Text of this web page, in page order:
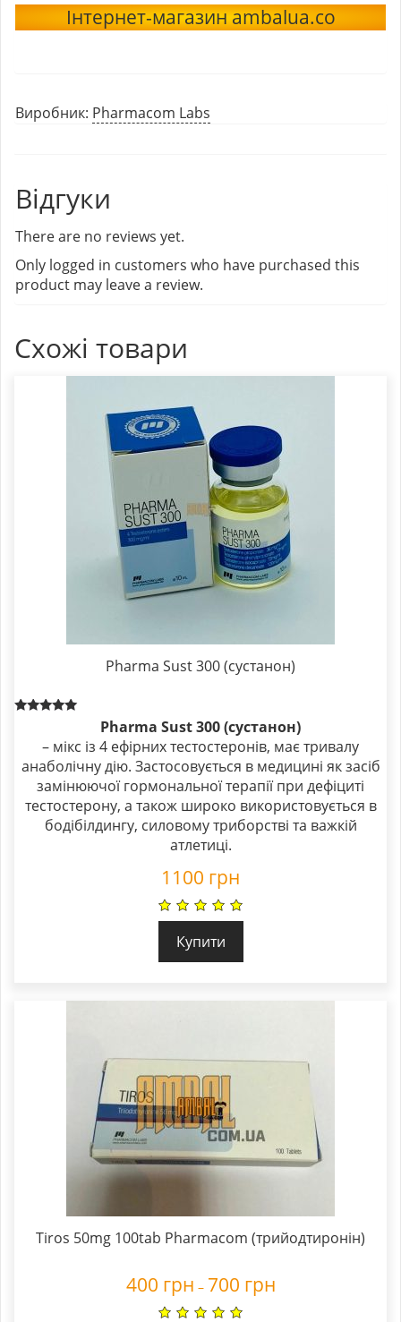
Інтернет-магазин ambalua.co
Виробник: Pharmacom Labs
Відгуки
There are no reviews yet.
Only logged in customers who have purchased this
product may leave a review.
Схожі товари
Pharma Sust 300 (сустанон)
out of 5
Pharma Sust 300 (сустанон)
– мікс із 4 ефірних тестостеронів, має тривалу
анаболічну дію. Застосовується в медицині як засіб
замінюючої гормональної терапії при дефіциті
тестостерону, а також широко використовується в
бодібілдингу, силовому триборстві та важкій
атлетиці.
1100 грн
Купити
Tiros 50mg 100tab Pharmacom (трийодтиронін)
400 грн – 700 грн